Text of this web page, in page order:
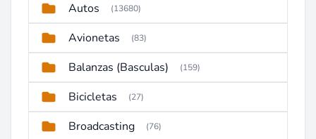
Autos (13680)
Avionetas (83)
Balanzas (Basculas) (159)
Bicicletas (27)
Broadcasting (76)